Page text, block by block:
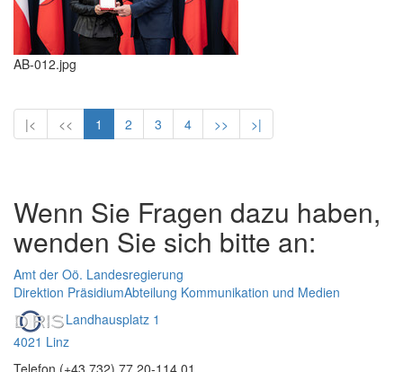
AB-012.jpg
|< << 1 2 3 4 >> >|
Wenn Sie Fragen dazu haben,
wenden Sie sich bitte an:
Amt der Oö. Landesregierung
Direktion PräsidiumAbteilung Kommunikation und Medien
Landhausplatz 1
4021 Linz
Telefon (+43 732) 77 20-114 01